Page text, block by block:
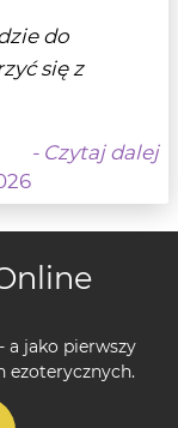
do
się z
- Czytaj dalej
a jako pierwszy
ezoterycznych.